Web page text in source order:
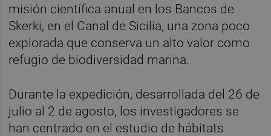
misión científica anual en los Bancos de
Skerki, en el Canal de Sicilia, una zona poco
explorada que conserva un alto valor como
refugio de biodiversidad marina.
Durante la expedición, desarrollada del 26 de
julio al 2 de agosto, los investigadores se
han centrado en el estudio de hábitats